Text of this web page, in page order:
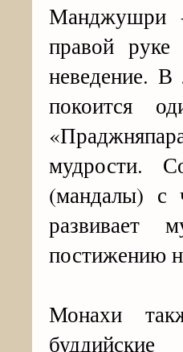
Манджушри
правой
неведение.
покоится
мудрости.
(мандалы) с
развивает
постижению
Монахи